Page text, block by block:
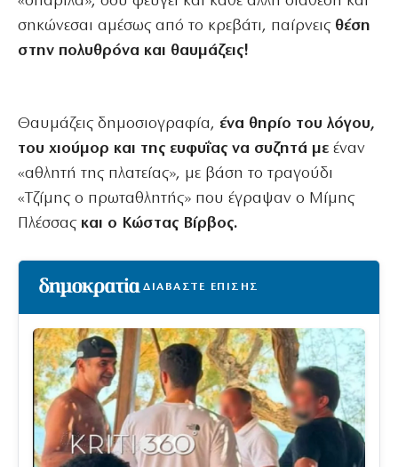
σηκώνεσαι αμέσως από το κρεβάτι, παίρνεις θέση
στην πολυθρόνα και θαυμάζεις!
Θαυμάζεις δημοσιογραφία, ένα θηρίο του λόγου,
του χιούμορ και της ευφυΐας να συζητά με έναν
«αθλητή της πλατείας», με βάση το τραγούδι
«Τζίμης ο πρωταθλητής» που έγραψαν ο Μίμης
Πλέσσαςκαι ο Κώστας Βίρβος.
ΔΙΑΒΑΣΤΕ ΕΠΙΣΗΣ